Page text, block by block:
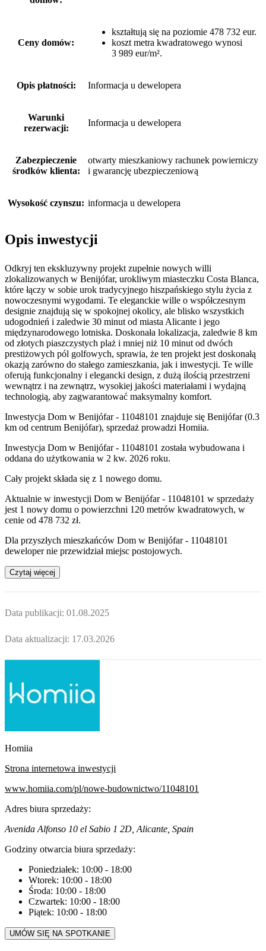
Ceny domów:
kształtują się na poziomie 478 732 eur.
koszt metra kwadratowego wynosi
3 989 eur/m².
Opis płatności: Informacja u dewelopera
Warunki
rezerwacji:
Informacja u dewelopera
Zabezpieczenie
środków klienta:
otwarty mieszkaniowy rachunek powierniczy
i gwarancję ubezpieczeniową
Wysokość czynszu: informacja u dewelopera
Opis inwestycji
Odkryj ten ekskluzywny projekt zupełnie nowych willi
zlokalizowanych w Benijófar, urokliwym miasteczku Costa Blanca,
które łączy w sobie urok tradycyjnego hiszpańskiego stylu życia z
nowoczesnymi wygodami. Te eleganckie wille o współczesnym
designie znajdują się w spokojnej okolicy, ale blisko wszystkich
udogodnień i zaledwie 30 minut od miasta Alicante i jego
międzynarodowego lotniska. Doskonała lokalizacja, zaledwie 8 km
od złotych piaszczystych plaż i mniej niż 10 minut od dwóch
prestiżowych pól golfowych, sprawia, że ​​ten projekt jest doskonałą
okazją zarówno do stałego zamieszkania, jak i inwestycji. Te wille
oferują funkcjonalny i elegancki design, z dużą ilością przestrzeni
wewnątrz i na zewnątrz, wysokiej jakości materiałami i wydajną
technologią, aby zagwarantować maksymalny komfort.
Inwestycja Dom w Benijófar - 11048101 znajduje się Benijófar (0.3
km od centrum Benijófar), sprzedaż prowadzi Homiia.
Inwestycja Dom w Benijófar - 11048101 została wybudowana i
oddana do użytkowania w 2 kw. 2026 roku.
Cały projekt składa się z 1 nowego domu.
Aktualnie w inwestycji Dom w Benijófar - 11048101 w sprzedaży
jest 1 nowy domu o powierzchni 120 metrów kwadratowych, w
cenie od 478 732 zł.
Dla przyszłych mieszkańców Dom w Benijófar - 11048101
deweloper nie przewidział miejsc postojowych.
Czytaj więcej
Data publikacji: 01.08.2025
Data aktualizacji: 17.03.2026
Homiia
Strona internetowa inwestycji
www.homiia.com/pl/nowe-budownictwo/11048101
Adres biura sprzedaży:
Avenida Alfonso 10 el Sabio 1 2D, Alicante, Spain
Godziny otwarcia biura sprzedaży:
Poniedziałek: 10:00 - 18:00
Wtorek: 10:00 - 18:00
Środa: 10:00 - 18:00
Czwartek: 10:00 - 18:00
Piątek: 10:00 - 18:00
UMÓW SIĘ NA SPOTKANIE